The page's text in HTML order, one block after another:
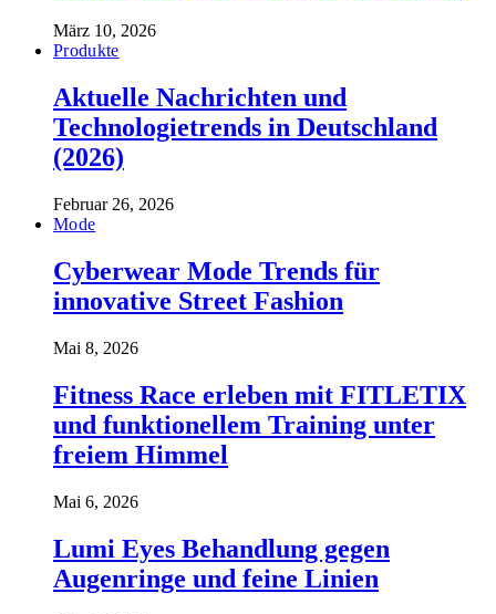
März 10, 2026
Produkte
Aktuelle Nachrichten und
Technologietrends in Deutschland
(2026)
Februar 26, 2026
Mode
Cyberwear Mode Trends für
innovative Street Fashion
Mai 8, 2026
Fitness Race erleben mit FITLETIX
und funktionellem Training unter
freiem Himmel
Mai 6, 2026
Lumi Eyes Behandlung gegen
Augenringe und feine Linien